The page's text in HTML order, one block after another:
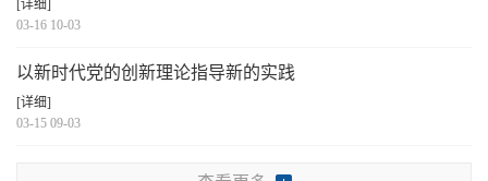
[详细]
03-16 10-03
以新时代党的创新理论指导新的实践
[详细]
03-15 09-03